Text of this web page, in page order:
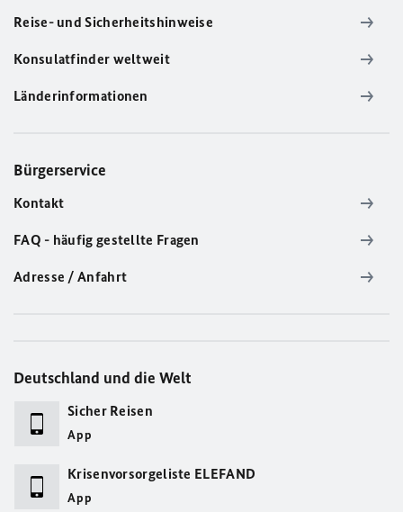
Reise- und Sicherheitshinweise
Konsulatfinder weltweit
Länderinformationen
Bürgerservice
Kontakt
FAQ - häufig gestellte Fragen
Adresse / Anfahrt
Deutschland und die Welt
Sicher Reisen
App
Krisenvorsorgeliste ELEFAND
App